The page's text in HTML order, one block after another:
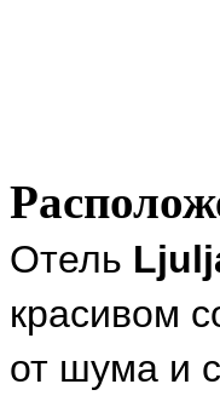
Отель
красивом
от шума и